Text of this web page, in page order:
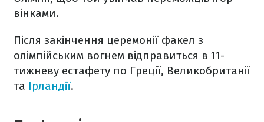
вінками.
Після закінчення церемонії факел з
олімпійським вогнем відправиться в 11-
тижневу естафету по Греції, Великобританії
та Ірландії.